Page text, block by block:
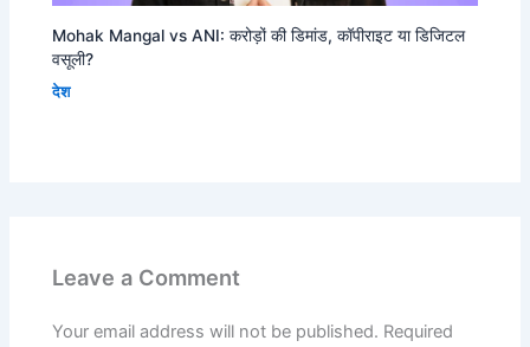
Mohak Mangal vs ANI: करोड़ों की डिमांड, कॉपीराइट या डिजिटल
वसूली?
देश
Leave a Comment
Your email address will not be published. Required